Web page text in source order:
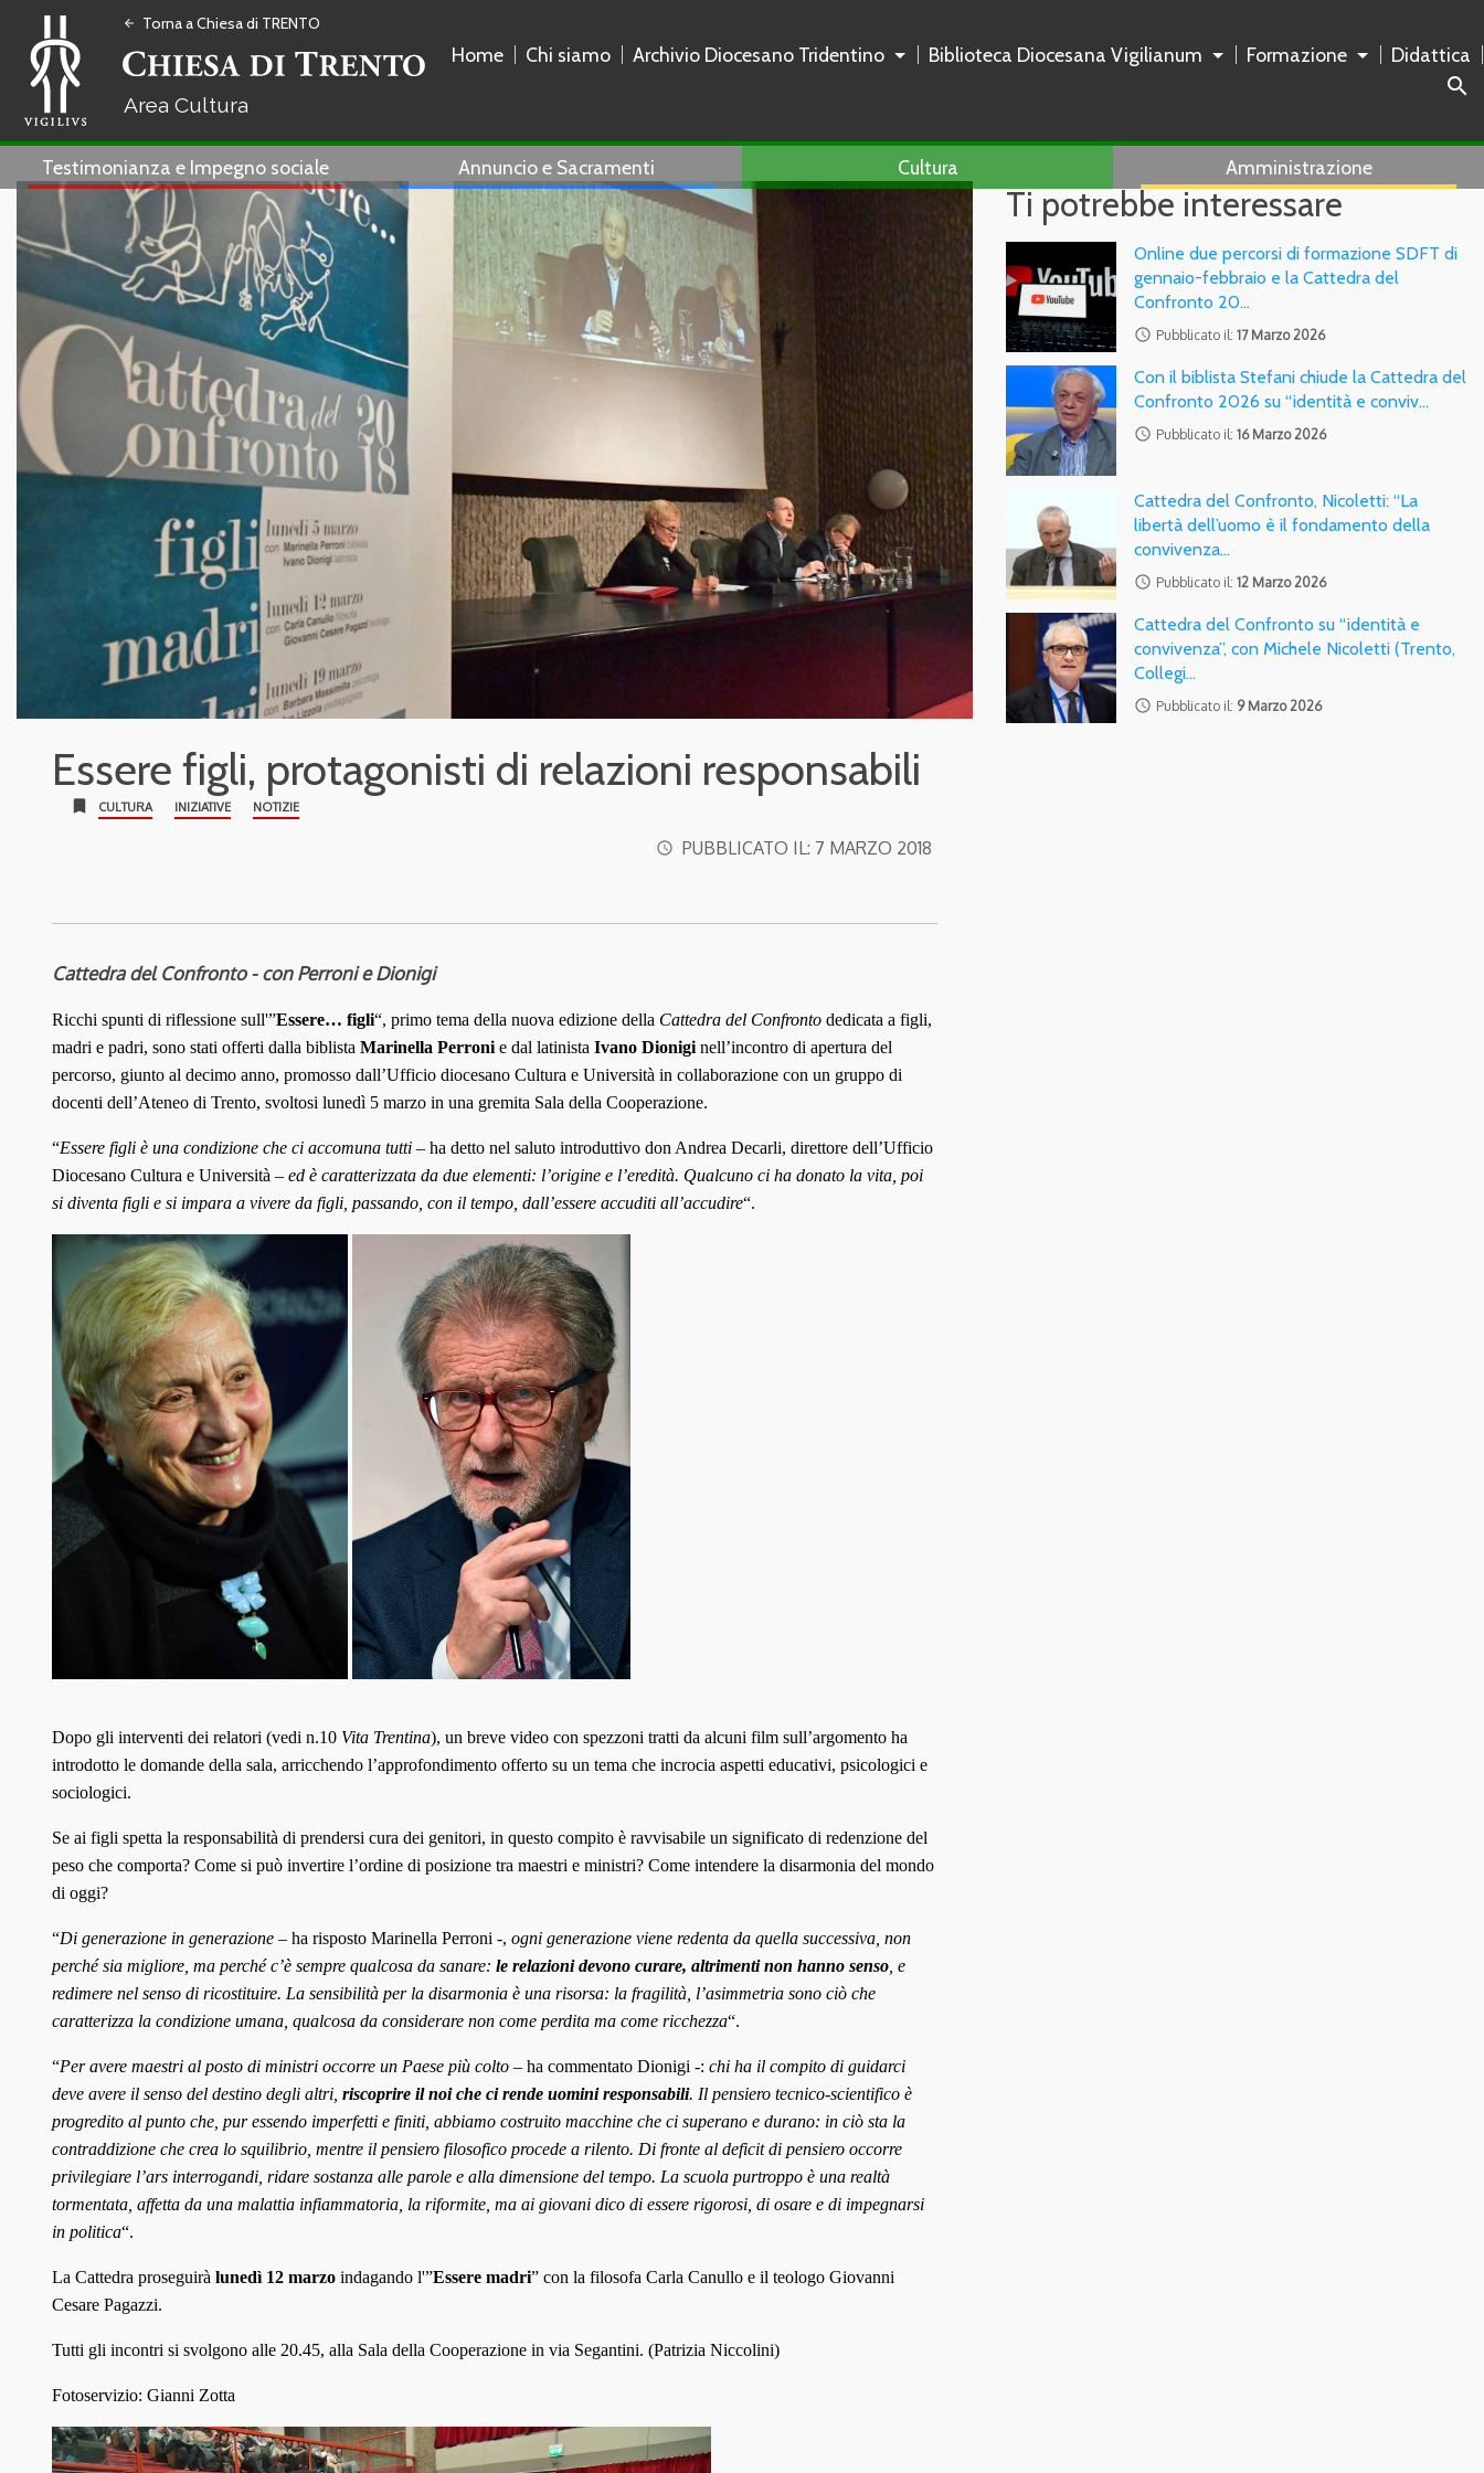
arrow_back Torna a Chiesa di TRENTO
Cultura
Home Chi siamo Archivio Diocesano Tridentino Biblioteca Diocesana Vigilianum Formazione Didattica
search
Testimonianza e Impegno sociale Annuncio e Sacramenti Cultura Amministrazione
Essere figli, protagonisti di relazioni responsabili
bookmark CULTURA INIZIATIVE NOTIZIE
access_time PUBBLICATO IL: 7 MARZO 2018
Cattedra del Confronto - con Perroni e Dionigi
Ricchi spunti di riflessione sull'”Essere… figli“, primo tema della nuova edizione della Cattedra del Confronto dedicata a figli,
madri e padri, sono stati offerti dalla biblista Marinella Perroni e dal latinista Ivano Dionigi nell’incontro di apertura del
percorso, giunto al decimo anno, promosso dall’Ufficio diocesano Cultura e Università in collaborazione con un gruppo di
docenti dell’Ateneo di Trento, svoltosi lunedì 5 marzo in una gremita Sala della Cooperazione.
“Essere figli è una condizione che ci accomuna tutti – ha detto nel saluto introduttivo don Andrea Decarli, direttore dell’Ufficio
Diocesano Cultura e Università – ed è caratterizzata da due elementi: l’origine e l’eredità. Qualcuno ci ha donato la vita, poi
si diventa figli e si impara a vivere da figli, passando, con il tempo, dall’essere accuditi all’accudire“.
Dopo gli interventi dei relatori (vedi n.10 Vita Trentina), un breve video con spezzoni tratti da alcuni film sull’argomento ha
introdotto le domande della sala, arricchendo l’approfondimento offerto su un tema che incrocia aspetti educativi, psicologici e
sociologici.
Se ai figli spetta la responsabilità di prendersi cura dei genitori, in questo compito è ravvisabile un significato di redenzione del
peso che comporta? Come si può invertire l’ordine di posizione tra maestri e ministri? Come intendere la disarmonia del mondo
di oggi?
“Di generazione in generazione – ha risposto Marinella Perroni -, ogni generazione viene redenta da quella successiva, non
perché sia migliore, ma perché c’è sempre qualcosa da sanare: le relazioni devono curare, altrimenti non hanno senso , e
redimere nel senso di ricostituire. La sensibilità per la disarmonia è una risorsa: la fragilità, l’asimmetria sono ciò che
caratterizza la condizione umana, qualcosa da considerare non come perdita ma come ricchezza“.
“Per avere maestri al posto di ministri occorre un Paese più colto – ha commentato Dionigi -: chi ha il compito di guidarci
deve avere il senso del destino degli altri, riscoprire il noi che ci rende uomini responsabili. Il pensiero tecnico-scientifico è
progredito al punto che, pur essendo imperfetti e finiti, abbiamo costruito macchine che ci superano e durano: in ciò sta la
contraddizione che crea lo squilibrio, mentre il pensiero filosofico procede a rilento. Di fronte al deficit di pensiero occorre
privilegiare l’ars interrogandi, ridare sostanza alle parole e alla dimensione del tempo. La scuola purtroppo è una realtà
tormentata, affetta da una malattia infiammatoria, la riformite, ma ai giovani dico di essere rigorosi, di osare e di impegnarsi
in politica“.
La Cattedra proseguirà lunedì 12 marzo indagando l'”Essere madri” con la filosofa Carla Canullo e il teologo Giovanni
Cesare Pagazzi.
Tutti gli incontri si svolgono alle 20.45, alla Sala della Cooperazione in via Segantini. (Patrizia Niccolini)
Fotoservizio: Gianni Zotta
Ti potrebbe interessare
Online due percorsi di formazione SDFT di
gennaio-febbraio e la Cattedra del
Confronto 20…
access_time Pubblicato il:17 Marzo 2026
Con il biblista Stefani chiude la Cattedra del
Confronto 2026 su “identità e conviv…
access_time Pubblicato il:16 Marzo 2026
Cattedra del Confronto, Nicoletti: “La
libertà dell’uomo è il fondamento della
convivenza…
access_time Pubblicato il:12 Marzo 2026
Cattedra del Confronto su “identità e
convivenza”, con Michele Nicoletti (Trento,
Collegi…
access_time Pubblicato il: 9 Marzo 2026